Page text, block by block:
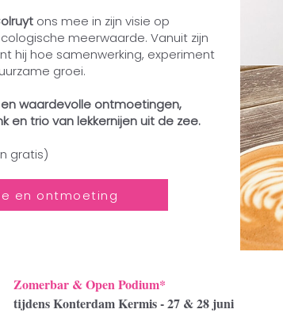
ons mee in zijn visie op
meerwaarde. Vanuit zijn
hij hoe samenwerking, experiment
groei.
waardevolle ontmoetingen,
en trio van lekkernijen uit de zee.
gratis)
en ontmoeting
Zomerbar & Open Podium*
tijdens Konterdam Kermis - 27 & 28 juni